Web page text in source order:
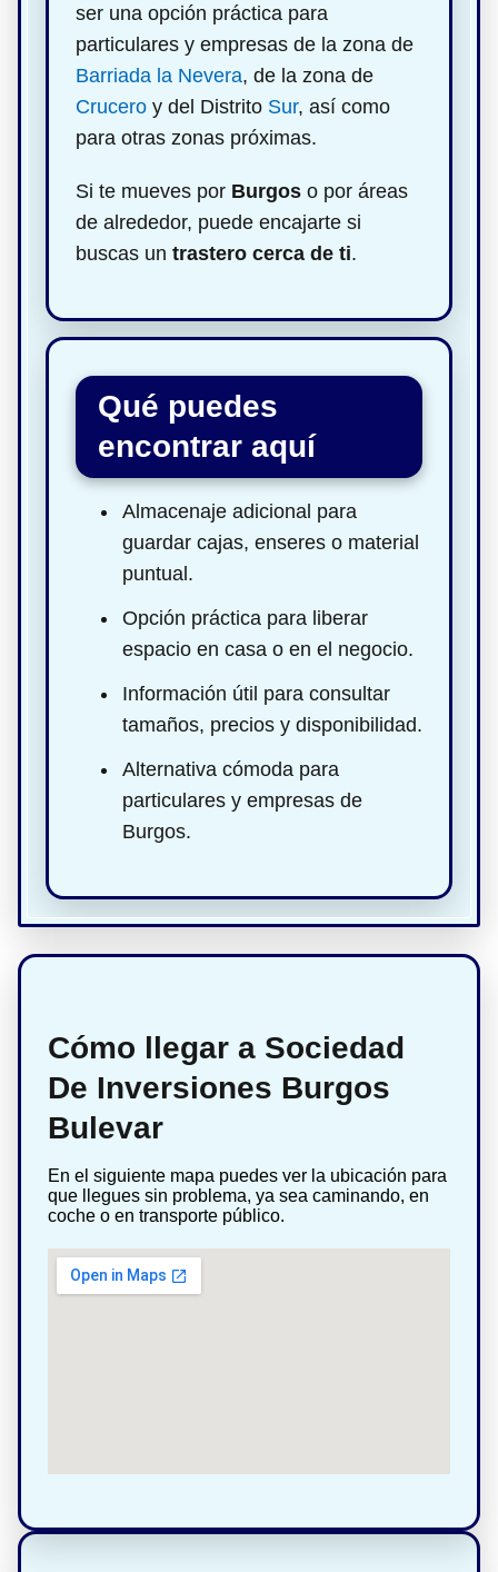
ser una opción práctica para
particulares y empresas de la zona de
Barriada la Nevera, de la zona de
Crucero y del Distrito Sur, así como
para otras zonas próximas.
Si te mueves por Burgos o por áreas
de alrededor, puede encajarte si
buscas un trastero cerca de ti.
Qué puedes
encontrar aquí
Almacenaje adicional para
guardar cajas, enseres o material
puntual.
Opción práctica para liberar
espacio en casa o en el negocio.
Información útil para consultar
tamaños, precios y disponibilidad.
Alternativa cómoda para
particulares y empresas de
Burgos.
Cómo llegar a Sociedad
De Inversiones Burgos
Bulevar
En el siguiente mapa puedes ver la ubicación para
que llegues sin problema, ya sea caminando, en
coche o en transporte público.